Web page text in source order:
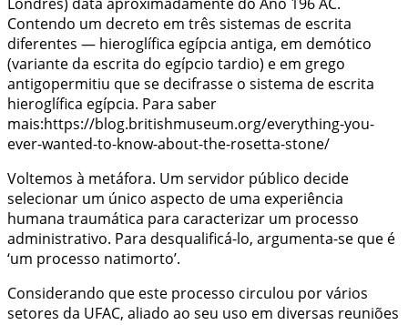
Contendo um decreto em três sistemas de escrita
diferentes — hieroglífica egípcia antiga, em demótico
(variante da escrita do egípcio tardio) e em grego
antigopermitiu que se decifrasse o sistema de escrita
hieroglífica egípcia. Para saber
mais:https://blog.britishmuseum.org/everything-you-
ever-wanted-to-know-about-the-rosetta-stone/
Voltemos à metáfora. Um servidor público decide
selecionar um único aspecto de uma experiência
humana traumática para caracterizar um processo
administrativo. Para desqualificá-lo, argumenta-se que é
‘um processo natimorto’.
Considerando que este processo circulou por vários
setores da UFAC, aliado ao seu uso em diversas reuniões